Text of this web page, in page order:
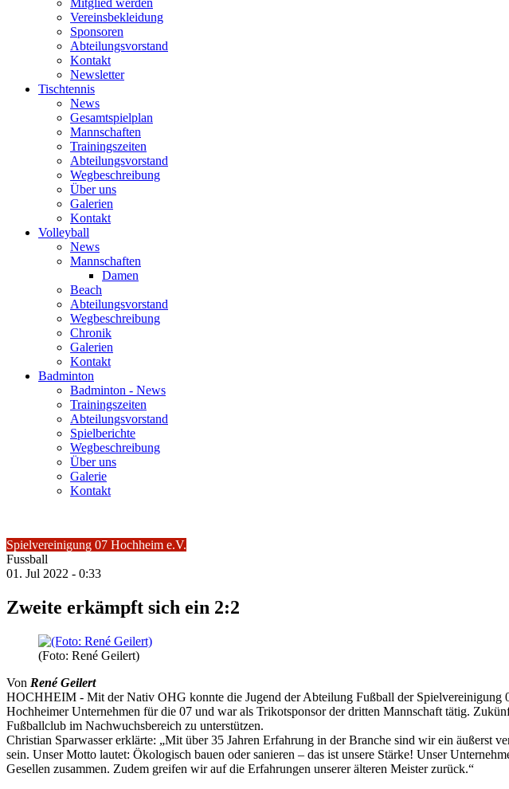
Mitglied werden
Vereinsbekleidung
Sponsoren
Abteilungsvorstand
Kontakt
Newsletter
Tischtennis
News
Gesamtspielplan
Mannschaften
Trainingszeiten
Abteilungsvorstand
Wegbeschreibung
Über uns
Galerien
Kontakt
Volleyball
News
Mannschaften
Damen
Beach
Abteilungsvorstand
Wegbeschreibung
Chronik
Galerien
Kontakt
Badminton
Badminton - News
Trainingszeiten
Abteilungsvorstand
Spielberichte
Wegbeschreibung
Über uns
Galerie
Kontakt
Spielvereinigung 07 Hochheim e.V.
Fussball
01. Jul 2022 - 0:33
Zweite erkämpft sich ein 2:2
(Foto: René Geilert)
Von René Geilert
HOCHHEIM - Mit der Nativ OHG konnte die Jugend der Abteilung Fußball der Spielvereinigung
Hochheimer Unternehmen für die 07 und war als Trikotsponsor der dritten Mannschaft tätig.
Fußballclub im Nachwuchsbereich zu unterstützen.
Christian Sparwasser erklärte: „Mit über 35 Jahren Erfahrung in der Branche sind wir ein äußerst
sein. Unser Motto lautet: Ökologisch bauen oder sanieren – das ist unsere Stärke! Unser
Gesellen zusammen. Zudem greifen wir auf die Erfahrungen unserer älteren Meister zurück.“